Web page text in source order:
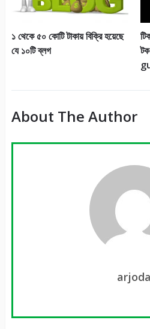
১ থেকে ৫০ কোটি টাকায় বিক্রি হয়েছে
যে ১০টি ব্লগ
About The Author
arjoda